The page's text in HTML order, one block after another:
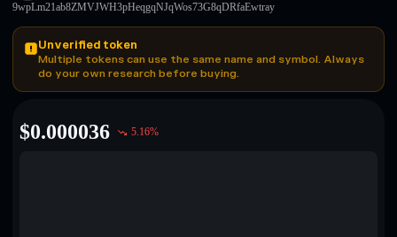
9wpLm21ab8ZMVJWH3pHeqgqNJqWos73G8qDRfaEwtray
Unverified token
Multiple tokens can use the same name and symbol. Always
do your own research before buying.
$0.000036 5.16%